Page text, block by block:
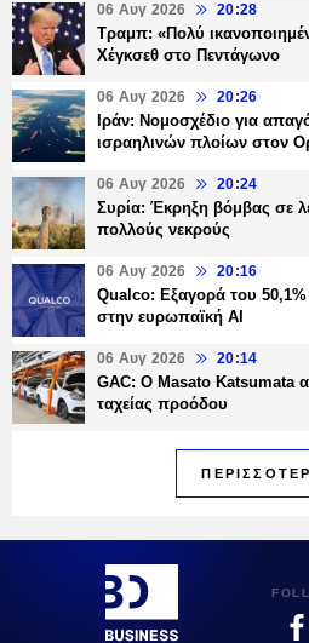
06 Αυγ 2026 20:28
Τραμπ: «Πολύ
Χέγκσεθ στο Πεντάγωνο
06 Αυγ 2026 20:26
Ιράν: Νομοσχέδιο για
ισραηλινών πλοίων στον
06 Αυγ 2026 20:24
Συρία: Έκρηξη βόμβας σε
πολλούς νεκρούς
06 Αυγ 2026 20:16
Qualco: Εξαγορά του
στην ευρωπαϊκή AI
06 Αυγ 2026 20:14
GAC: Ο Masato Katsumata
ταχείας προόδου